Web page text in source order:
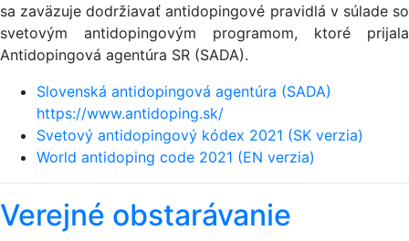
sa zaväzuje dodržiavať antidopingové pravidlá v súlade so
svetovým antidopingovým programom, ktoré prijala
Antidopingová agentúra SR (SADA).
Slovenská antidopingová agentúra (SADA)
https://www.antidoping.sk/
Svetový antidopingový kódex 2021 (SK verzia)
World antidoping code 2021 (EN verzia)
Verejné obstarávanie